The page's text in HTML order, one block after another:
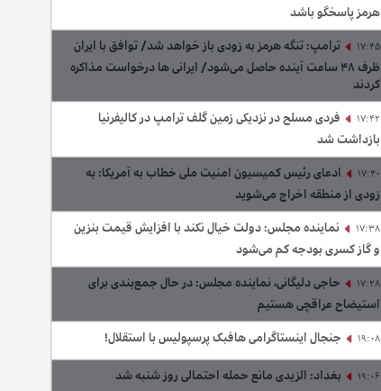
هرمز پاسخگو باشد
17:45
ترامپ: تنگه هرمز به زودی باز خواهد شد/ توافق با ایران
ظرف ۴۸ ساعت آینده حاصل می‌شود/ ایرانی ها درخواست مذاکره
کردند
17:42
فردی مسلح در نزدیکی زمین گلف ترامپ در کالیفرنیا
بازداشت شد
17:40
ادعای رئیس کمیسیون امنیت ملی خطاب به آمریکا: به
زودی از منطقه اخراج می‌شوید
17:38
نماینده مجلس: دولت خیال نکند با افزایش قیمت بنزین‌
و گاز کسری بودجه کم می‌شود
17:28
حاجی دلیگانی، نماینده مجلس: در حال جمع‌بندی برای
استیضاح عراقچی هستیم
19:08 جنجال اینستاگرامی هافبک پرسپولیس با استقلال!
19:06 بغداد: الزیدی مانع حمله احتمالی روز شنبه شد